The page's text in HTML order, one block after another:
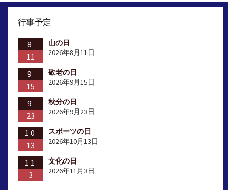
行事予定
8
11
山の日
2026年8月11日
9
15
敬老の日
2026年9月15日
9
23
秋分の日
2026年9月23日
10
13
スポーツの日
2026年10月13日
11
3
文化の日
2026年11月3日